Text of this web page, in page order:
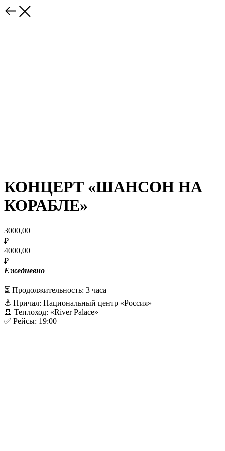
КОНЦЕРТ «ШАНСОН НА
КОРАБЛЕ»
3000,00
₽
4000,00
₽
Ежедневно
⏳ Продолжительность: 3 часа
⚓️ Причал: Национальный центр «Россия»
🚢 Теплоход: «River Palace»
✅ Рейсы: 19:00